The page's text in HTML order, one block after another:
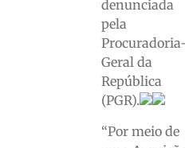
denunciada
pela
Geral da
República
(PGR).
“Por meio de